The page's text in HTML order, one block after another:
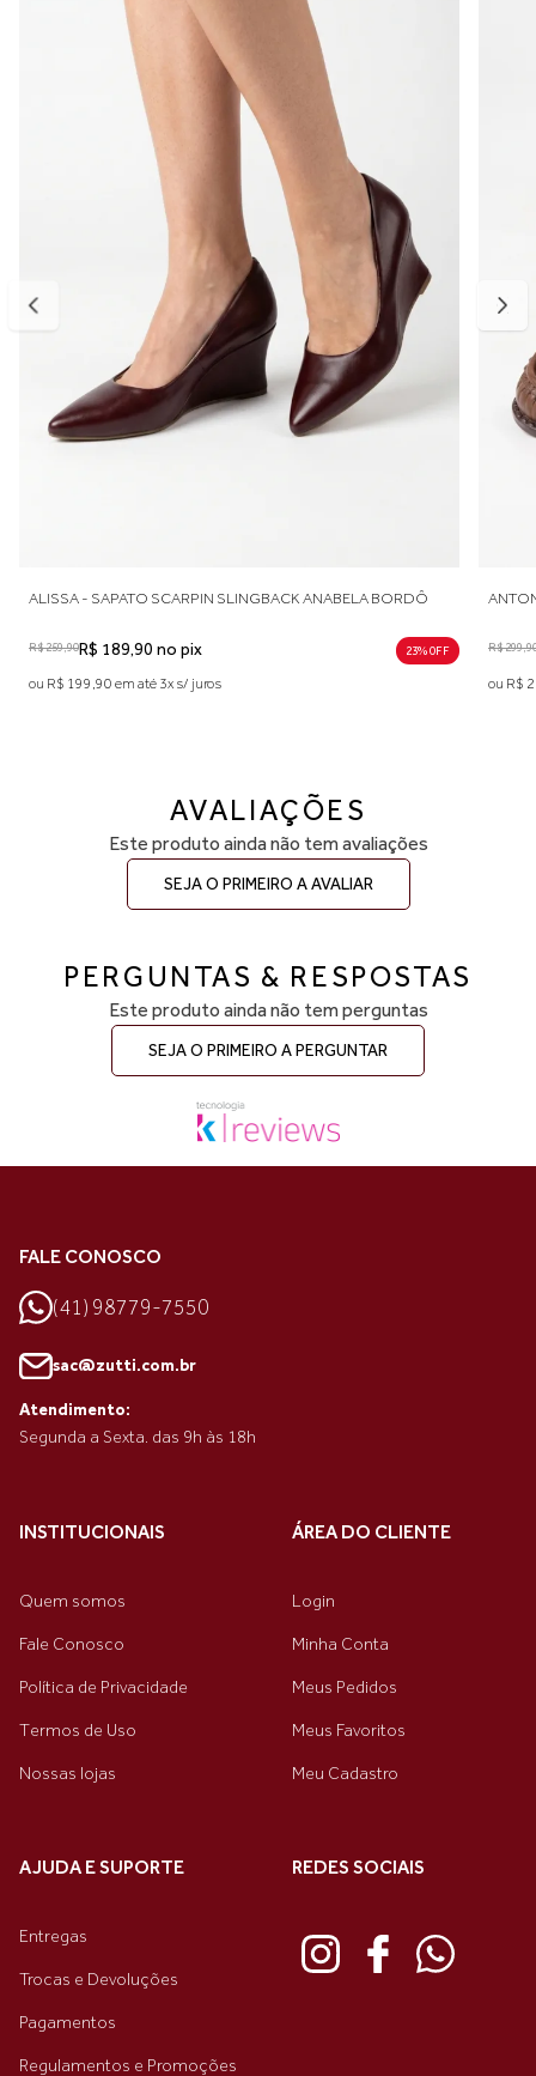
pegada vintage e feminina.
Detalhes do produto:
Material externo: Couro ecológico
Modelo: Sapato boneca feminino
Fechamento: Fivela ajustável
Altura do salto: aproximadamente 4,3 cm
Solado: Emborrachado robusto
Estilo: Clássico, moderno e versátil
SLINGBACK ANABELA BORDÔ
pix
s/ juros
ANTONIA - SAPATO
R$ 227,90 no pix
ou R$ 239,90 em até 4x s/ juros
AVALIAÇÕES
Este produto ainda não tem avaliações
SEJA O PRIMEIRO A AVALIAR
PERGUNTAS & RESPOSTAS
Este produto ainda não tem perguntas
SEJA O PRIMEIRO A PERGUNTAR
FALE CONOSCO
(41) 98779-7550
sac@zutti.com.br
Atendimento:
Segunda a Sexta. das 9h às 18h
INSTITUCIONAIS
Quem somos
Fale Conosco
Política de Privacidade
Termos de Uso
Nossas lojas
ÁREA DO CLIENTE
Login
Minha Conta
Meus Pedidos
Meus Favoritos
Meu Cadastro
AJUDA E SUPORTE
Entregas
Trocas e Devoluções
Pagamentos
Regulamentos e Promoções
REDES SOCIAIS